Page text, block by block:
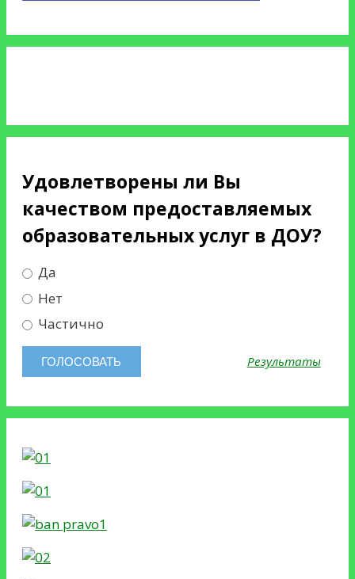
Удовлетворены ли Вы
качеством предоставляемых
образовательных услуг в ДОУ?
Да
Нет
Частично
Результаты